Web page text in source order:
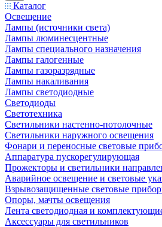
Каталог
Освещение
Лампы (источники света)
Лампы люминесцентные
Лампы специального назначения
Лампы галогенные
Лампы газоразрядные
Лампы накаливания
Лампы светодиодные
Светодиоды
Светотехника
Светильники настенно-потолочные
Светильники наружного освещения
Фонари и переносные световые
Аппаратура пускорегулирующая
Прожекторы и светильники
Аварийное освещение и световые
Взрывозащищенные световые
Опоры, мачты освещения
Лента светодиодная и
Аксессуары для светильников